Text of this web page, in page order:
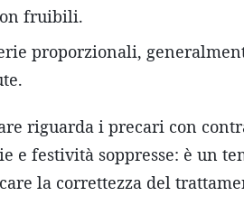
fruibili.
proporzionali,
riguarda i precari con
e festività soppresse: è un
la correttezza del